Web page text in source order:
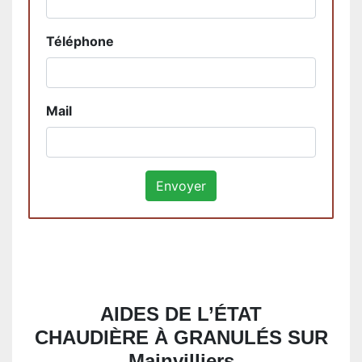
Téléphone
Mail
AIDES DE L’ÉTAT
CHAUDIÈRE À GRANULÉS SUR